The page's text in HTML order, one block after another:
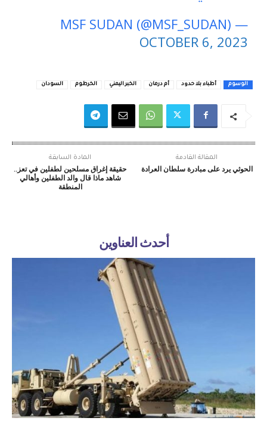
— MSF SUDAN (@MSF_SUDAN)
OCTOBER 6, 2023
الوسوم أطباء بلا حدود أم درمان الخبر اليمني الخرطوم السودان
المادة السابقة
حقيقة إغراق مسلحين لطفلين في تعز..
شاهد ماذا قال والد الطفلين وأهالي
المنطقة
المقالة القادمة
الحوثي يرد على مبادرة سلطان العرادة
أحدث العناوين